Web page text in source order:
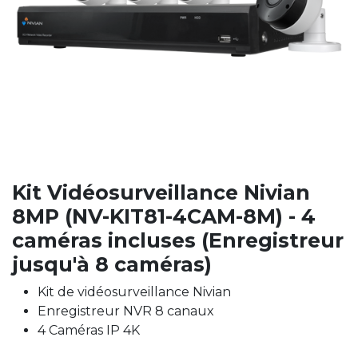
Kit Vidéosurveillance Nivian
8MP (NV-KIT81-4CAM-8M) - 4
caméras incluses (Enregistreur
jusqu'à 8 caméras)
Kit de vidéosurveillance Nivian
Enregistreur NVR 8 canaux
4 Caméras IP 4K